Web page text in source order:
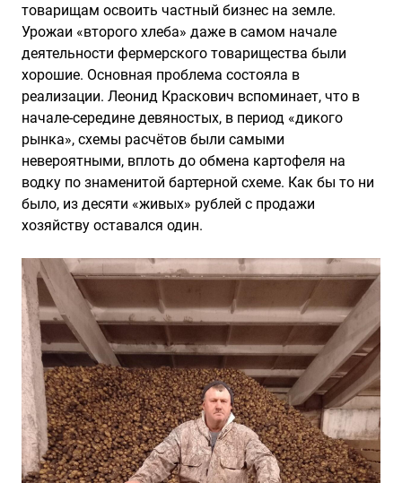
товарищам освоить частный бизнес на земле.
Урожаи «второго хлеба» даже в самом начале
деятельности фермерского товарищества были
хорошие. Основная проблема состояла в
реализации. Леонид Краскович вспоминает, что в
начале-середине девяностых, в период «дикого
рынка», схемы расчётов были самыми
невероятными, вплоть до обмена картофеля на
водку по знаменитой бартерной схеме. Как бы то ни
было, из десяти «живых» рублей с продажи
хозяйству оставался один.